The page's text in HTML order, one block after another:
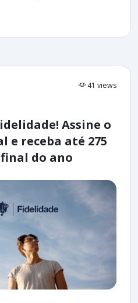
41 views
Assine o
e receba até 275
do ano